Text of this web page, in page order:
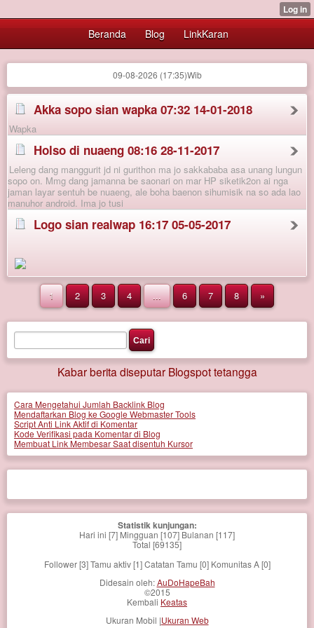
Beranda Blog LinkKaran
09-08-2026 (17:35)Wib
Akka sopo sian wapka 07:32 14-01-2018
Wapka
Holso di nuaeng 08:16 28-11-2017
Leleng dang manggurit jd ni gurithon ma jo sakkababa asa unang lungun
sopo on. Mmg dang jamanna be saonari on mar HP siketik2on ai nga
jaman layar sentuh be nuaeng, ale boha baenon sihumisik na so ada lao
manuhor android. Ima jo tusi
Logo sian realwap 16:17 05-05-2017
1 2 3 4 ... 6 7 8 »
Kabar berita diseputar Blogspot tetangga
Cara Mengetahui Jumlah Backlink Blog
Mendaftarkan Blog ke Google Webmaster Tools
Script Anti Link Aktif di Komentar
Kode Verifikasi pada Komentar di Blog
Membuat Link Membesar Saat disentuh Kursor
Statistik kunjungan:
Hari ini [7] Mingguan [107] Bulanan [117]
Total [69135]
Follower [3] Tamu aktiv [1] Catatan Tamu [0] Komunitas A [0]
Didesain oleh:AuDoHapeBah
©2015
Kembali Keatas
Ukuran Mobil |Ukuran Web